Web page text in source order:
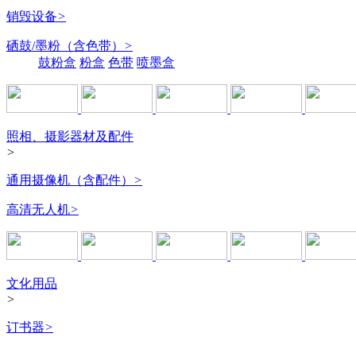
销毁设备>
硒鼓/墨粉（含色带） >
鼓粉盒 粉盒 色带 喷墨盒
照相、摄影器材及配件
>
通用摄像机（含配件） >
高清无人机>
文化用品
>
订书器>